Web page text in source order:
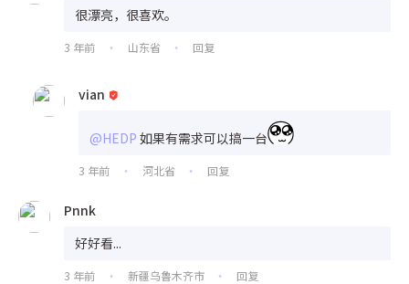
很漂亮，很喜欢。
3 年前 • 山东省 • 回复
vian
@HEDP 如果有需求可以搞一台
3 年前 • 河北省 • 回复
Pnnk
好好看...
3 年前 • 新疆乌鲁木齐市 • 回复